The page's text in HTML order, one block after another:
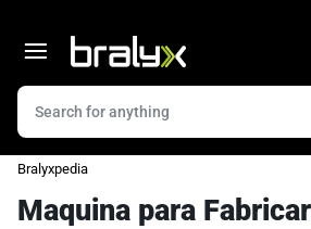
Bralyxpedia
Maquina para